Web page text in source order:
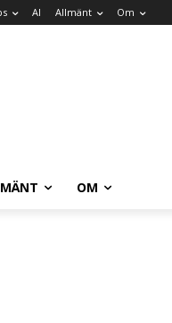
AI Allmänt Om
OM